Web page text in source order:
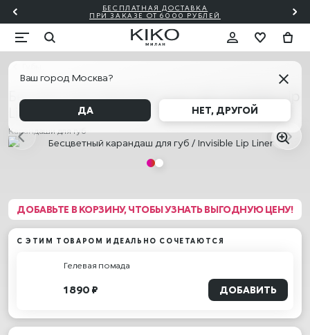
БЕСПЛАТНАЯ ДОСТАВКА
ПРИ ЗАКАЗЕ ОТ 6000 РУБЛЕЙ
Ваш город Москва?
ДА НЕТ, ДРУГОЙ
Бесцветный карандаш для губ / Invisible Lip
Liner
Карандаши для губ
ДОБАВЬТЕ В КОРЗИНУ, ЧТОБЫ УЗНАТЬ ВЫГОДНУЮ ЦЕНУ!
С ЭТИМ ТОВАРОМ ИДЕАЛЬНО СОЧЕТАЮТСЯ
Гелевая помада
1 890 ₽ ДОБАВИТЬ